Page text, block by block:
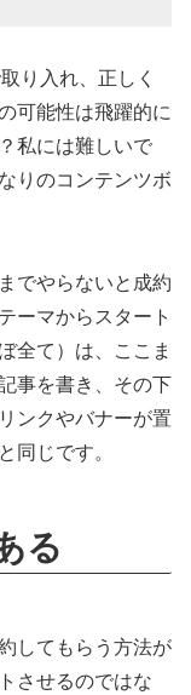
り入れ、正しく
可能性は飛躍的に
私には難しいで
りのコンテンツボ
でやらないと成約
ーマからスタート
全て）は、ここま
事を書き、その下
ンクやバナーが置
同じです。
る
してもらう方法が
させるのではな